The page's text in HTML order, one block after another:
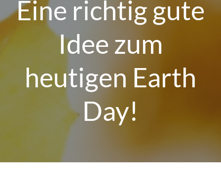
Eine richtig gute
Idee zum
heutigen Earth
Day!